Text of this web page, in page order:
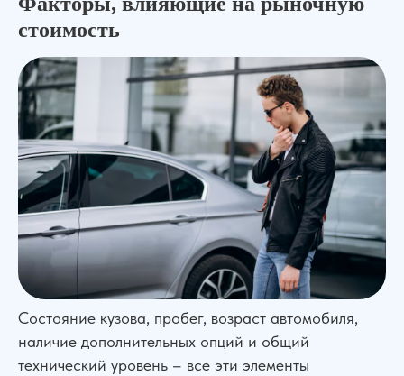
стоимость
Состояние кузова, пробег, возраст автомобиля,
наличие дополнительных опций и общий
технический уровень – все эти элементы